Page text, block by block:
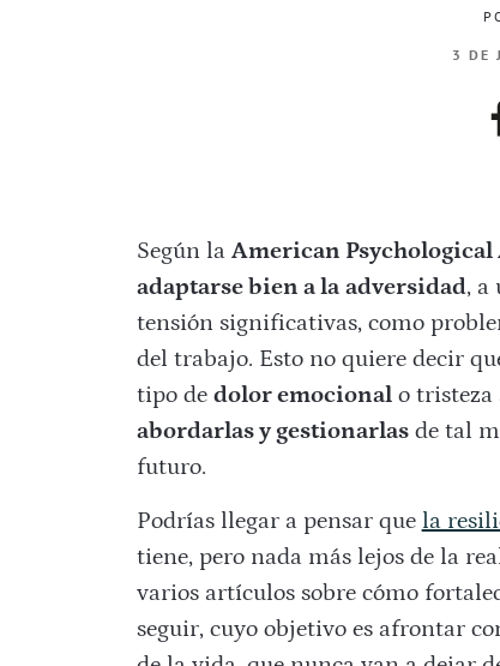
3 DE
Según la American
adaptarse bien a la adversidad, a
tensión significativas, como
del trabajo. Esto no quiere decir
tipo de dolor emocionalo tristeza
abordarlas y gestionarlasde tal
futuro.
Podrías llegar a pensar que la
tiene, pero nada más lejos de la
varios artículos sobre cómo
seguir, cuyo objetivo es afrontar